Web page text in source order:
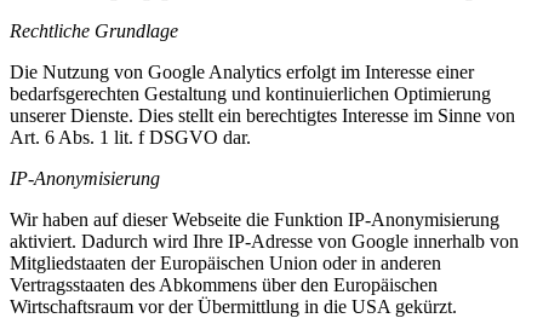
Rechtliche Grundlage
Die Nutzung von Google Analytics erfolgt im Interesse einer
bedarfsgerechten Gestaltung und kontinuierlichen Optimierung
unserer Dienste. Dies stellt ein berechtigtes Interesse im Sinne von
Art. 6 Abs. 1 lit. f DSGVO dar.
IP-Anonymisierung
Wir haben auf dieser Webseite die Funktion IP-Anonymisierung
aktiviert. Dadurch wird Ihre IP-Adresse von Google innerhalb von
Mitgliedstaaten der Europäischen Union oder in anderen
Vertragsstaaten des Abkommens über den Europäischen
Wirtschaftsraum vor der Übermittlung in die USA gekürzt.